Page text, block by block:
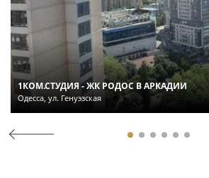
1КОМ.СТУДИЯ - ЖК РОДОС В АРКАДИИ
Одесса, ул. Генуэзская